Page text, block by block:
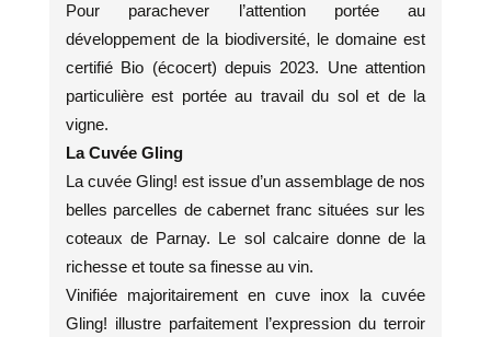
Pour parachever l’attention portée au
développement de la biodiversité, le domaine est
certifié Bio (écocert) depuis 2023. Une attention
particulière est portée au travail du sol et de la
vigne.
La Cuvée Gling
La cuvée Gling! est issue d’un assemblage de nos
belles parcelles de cabernet franc situées sur les
coteaux de Parnay. Le sol calcaire donne de la
richesse et toute sa finesse au vin.
Vinifiée majoritairement en cuve inox la cuvée
Gling! illustre parfaitement l’expression du terroir